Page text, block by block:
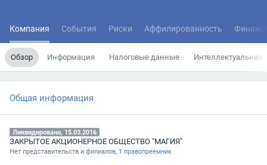
Компания События Риски Аффилированность
Обзор Информация Налоговые данные Интеллектуальная
Общая информация
Ликвидировано, 15.03.2016
ЗАКРЫТОЕ АКЦИОНЕРНОЕ ОБЩЕСТВО "МАГИЯ"
Нет представительств и филиалов, 1 правопреемник